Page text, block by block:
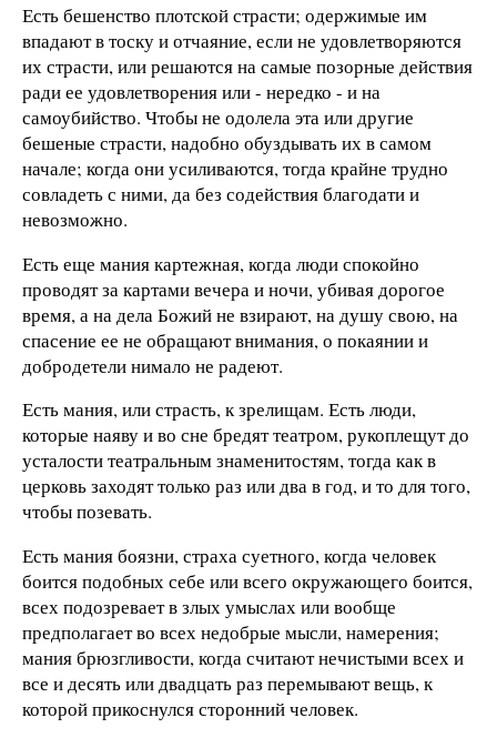
Есть бешенство плотской страсти; одержимые им
впадают в тоску и отчаяние, если не удовлетворяются
их страсти, или решаются на самые позорные действия
ради ее удовлетворения или - нередко - и на
самоубийство. Чтобы не одолела эта или другие
бешеные страсти, надобно обуздывать их в самом
начале; когда они усиливаются, тогда крайне трудно
совладеть с ними, да без содействия благодати и
невозможно.
Есть еще мания картежная, когда люди спокойно
проводят за картами вечера и ночи, убивая дорогое
время, а на дела Божий не взирают, на душу свою, на
спасение ее не обращают внимания, о покаянии и
добродетели нимало не радеют.
Есть мания, или страсть, к зрелищам. Есть люди,
которые наяву и во сне бредят театром, рукоплещут до
усталости театральным знаменитостям, тогда как в
церковь заходят только раз или два в год, и то для того,
чтобы позевать.
Есть мания боязни, страха суетного, когда человек
боится подобных себе или всего окружающего боится,
всех подозревает в злых умыслах или вообще
предполагает во всех недобрые мысли, намерения;
мания брюзгливости, когда считают нечистыми всех и
все и десять или двадцать раз перемывают вещь, к
которой прикоснулся сторонний человек.